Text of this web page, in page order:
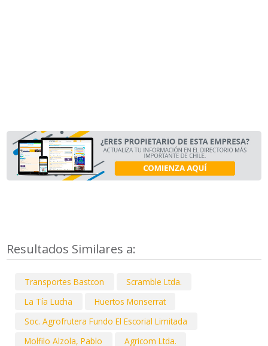
Resultados Similares a:
Transportes Bastcon
Scramble Ltda.
La Tía Lucha
Huertos Monserrat
Soc. Agrofrutera Fundo El Escorial Limitada
Molfilo Alzola, Pablo
Agricom Ltda.